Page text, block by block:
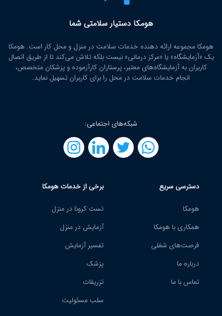
هومکا دستیار سلامتی شما
هومکا مجموعه ارائه‌ دهنده خدمات سلامت در منزل و محل کار است. هومکا
یک «آزمایشگاه» یا «مرکز درمانی» نیست بلکه تلاش می‌کند تا از طریق اتصال
کاربران به آزمایشگاه‌های معتبر، پرستاران کارآزموده و پزشکان متخصص،
انجام خدمات سلامت در محل را برای کاربران تسهیل نماید.
شبکه‌های اجتماعی:
دسترسی سریع
هومکا
همکاری با هومکا
فرصت‌های شغلی
درباره ما
تماس با ما
برخی از خدمات هومکا
تست کرونا در منزل
آزمایش در منزل
تفسیر آزمایش
پزشک
تزریقات
سلب مسئولیت